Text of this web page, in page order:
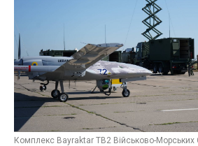
Комплекс Bayraktar TB2 Військово-Морських